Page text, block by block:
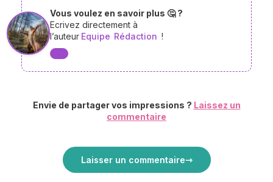
Vous voulez en savoir plus 🤔 ?
Ecrivez directement à
l’auteur Equipe Rédaction !
Envie de partager vos impressions ? Laissez un
commentaire
Laisser un commentaire